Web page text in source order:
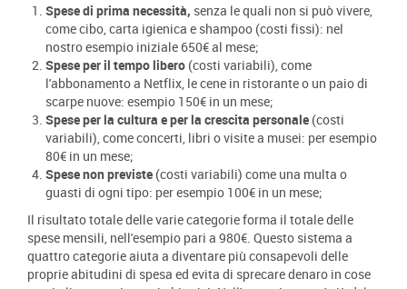
Spese di prima necessità, senza le quali non si può vivere,
come cibo, carta igienica e shampoo (costi fissi): nel
nostro esempio iniziale 650€ al mese;
Spese per il tempo libero (costi variabili), come
l'abbonamento a Netflix, le cene in ristorante o un paio di
scarpe nuove: esempio 150€ in un mese;
Spese per la cultura e per la crescita personale (costi
variabili), come concerti, libri o visite a musei: per esempio
80€ in un mese;
Spese non previste (costi variabili) come una multa o
guasti di ogni tipo: per esempio 100€ in un mese;
Il risultato totale delle varie categorie forma il totale delle
spese mensili, nell'esempio pari a 980€. Questo sistema a
quattro categorie aiuta a diventare più consapevoli delle
proprie abitudini di spesa ed evita di sprecare denaro in cose